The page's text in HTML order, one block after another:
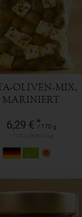
OLIVEN-MIX,
MARINIERT
6,29 € *
/ 170 g
170 g
6,29